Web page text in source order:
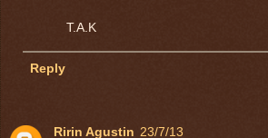
T.A.K
Reply
Ririn Agustin 23/7/13